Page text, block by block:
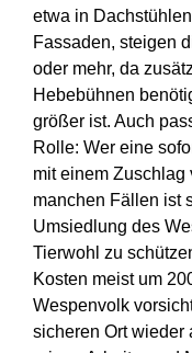
etwa in
Fassaden, steigen
oder mehr, da
Hebebühnen
größer ist. Auch
Rolle: Wer eine
mit einem Zuschlag
manchen Fällen ist
Umsiedlung des
Tierwohl zu
Kosten meist um
Wespenvolk
sicheren Ort wieder